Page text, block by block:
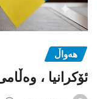
هەواڵ
ئۆکرانیا ،